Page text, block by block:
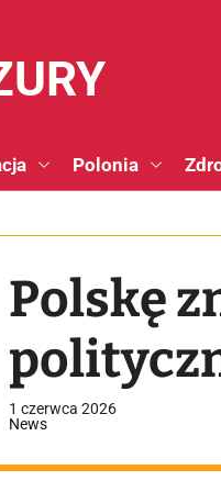
Polonia
Polskę
1 czerwca 2026
News